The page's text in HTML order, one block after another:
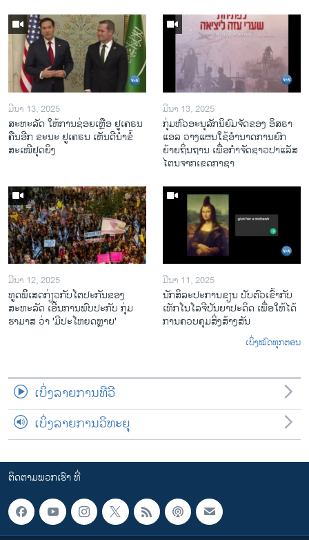
ມີນາ 13, 2025
ສະຫະລັດ ໃຫ້ການຊ່ອຍເຫຼືອ ຢູເຄຣນ
ຄືນອີກ ຂະນະ ຢູເຄຣນ ເຫັນດີນຳຂໍ້
ສະເໜີຢຸດຍິງ
ມີນາ 13, 2025
ກຸ່ມຫົວອະນຸລັກນິຍົມຈັດຂອງ ອິສຣາ
ແອລ ວາງແຜນໃຊ້ອຳນາດການຍົກ
ຍ້າຍຖິ່ນຖານ ເພື່ອກຳຈັດຊາວປາແລັສ
ໄຕນຈາກເຂດກາຊາ
ມີນາ 12, 2025
ທູດພິິເສດກ່ຽວກັບໂຕປະກັນຂອງ
ສະຫະລັດ ເອີ້ນການພົບປະກັບ ກຸ່ມ
ຮາມາສ ວ່າ 'ມີປະໂຫຍດຫຼາຍ'
ມີນາ 11, 2025
ນັກ​ສິ​ລະ​ປະ​ການ​ຂຽນ ປັບ​ຕົວ​ເຂົ້າ​ກັບ​
ເທັກ​ໂນ​ໂລ​ຈີ​ປັນ​ຍາ​ປະ​ດິດ ເພື່ອ​ໃຫ້​ໄດ້​
ກ​ານ​ຄວບ​ຄຸມ​ສິ່ງ​ສ້າງ​ສັນ
ເບິ່ງໝົດທຸກຕອນ
ເບິ່ງລາຍການທີວີ
ເບິ່ງລາຍການວິທະຍຸ
ຕິດຕາມພວກເຮົາ ທີ່